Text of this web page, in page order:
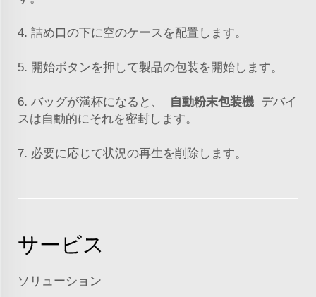
4. 詰め口の下に空のケースを配置します。
5. 開始ボタンを押して製品の包装を開始します。
6. バッグが満杯になると、 自動粉末包装機 デバイ
スは自動的にそれを密封します。
7. 必要に応じて状況の再生を削除します。
サービス
ソリューション